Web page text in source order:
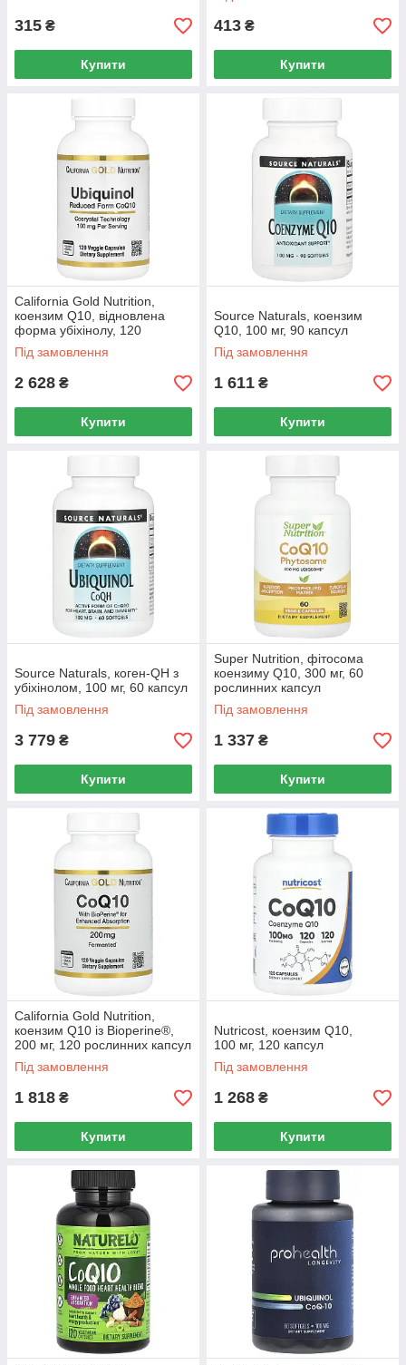
315 ₴
Купити
413 ₴
Купити
California Gold Nutrition,
коензим Q10, відновлена
форма убіхінолу, 120
рослинних капсул
Під замовлення
2 628 ₴
Купити
Source Naturals, коензим
Q10, 100 мг, 90 капсул
Під замовлення
1 611 ₴
Купити
Source Naturals, коген-QH з
убіхінолом, 100 мг, 60 капсул
Під замовлення
3 779 ₴
Купити
Super Nutrition, фітосома
коензиму Q10, 300 мг, 60
рослинних капсул
Під замовлення
1 337 ₴
Купити
California Gold Nutrition,
коензим Q10 із Bioperine®,
200 мг, 120 рослинних капсул
Під замовлення
1 818 ₴
Купити
Nutricost, коензим Q10,
100 мг, 120 капсул
Під замовлення
1 268 ₴
Купити